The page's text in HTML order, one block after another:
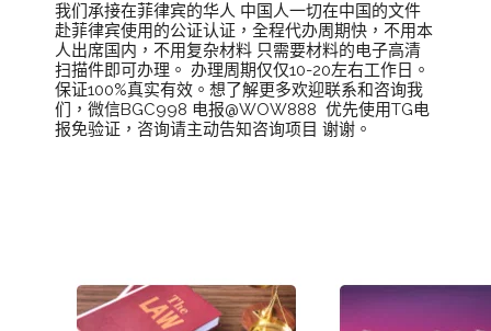
我们承接在菲律宾的华人 中国人一切在中国的文件
赴菲律宾使用的公证认证，全程代办周期快，不用本
人出席国内，不用复杂材料 只需要材料的电子高清
扫描件即可办理。 办理周期仅仅10-20左右工作日。
保证100%真实有效。想了解更多欢迎联系和咨询我
们，微信BGC998 电报@WOW888 优先使用TG电
报免验证，咨询请主动告知咨询项目 谢谢。